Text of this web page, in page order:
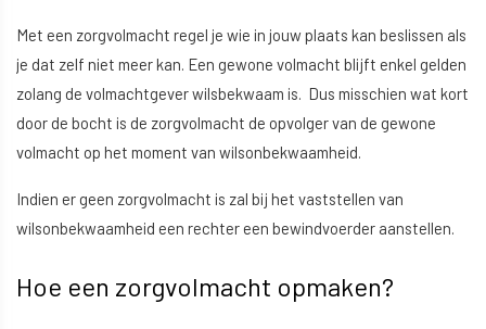
Met een zorgvolmacht regel je wie in jouw plaats kan beslissen als
je dat zelf niet meer kan. Een gewone volmacht blijft enkel gelden
zolang de volmachtgever wilsbekwaam is. Dus misschien wat kort
door de bocht is de zorgvolmacht de opvolger van de gewone
volmacht op het moment van wilsonbekwaamheid.
Indien er geen zorgvolmacht is zal bij het vaststellen van
wilsonbekwaamheid een rechter een bewindvoerder aanstellen.
Hoe een zorgvolmacht opmaken?